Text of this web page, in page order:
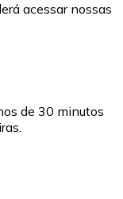
acessar nossas
de 30 minutos